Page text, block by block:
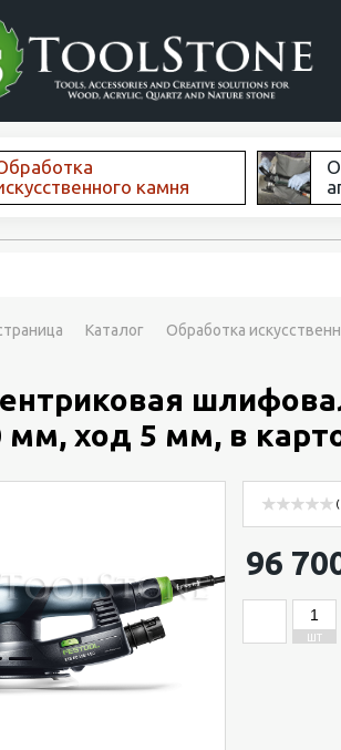
камня
Каталог Обработка
мм, ход 5 мм, в
96
ШТ